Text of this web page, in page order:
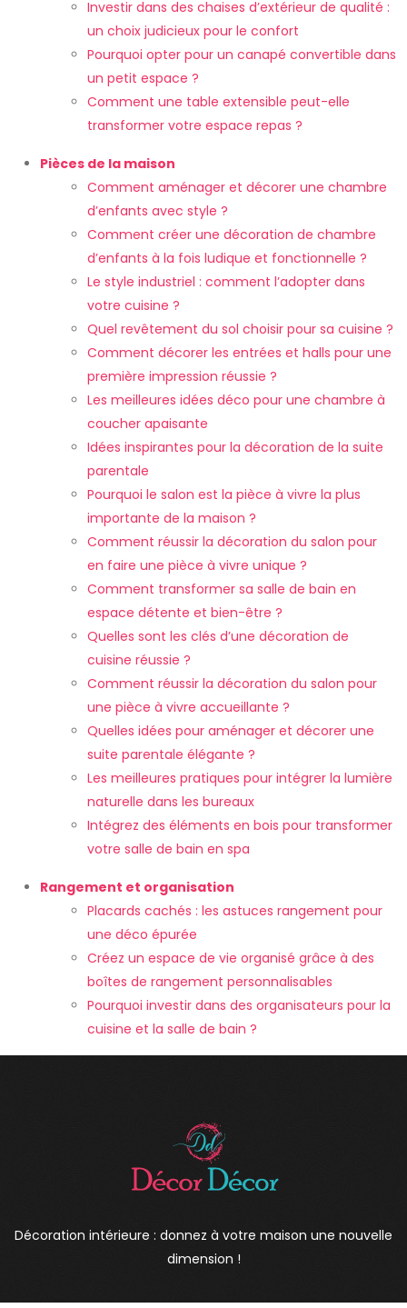
Investir dans des chaises d’extérieur de qualité :
un choix judicieux pour le confort
Pourquoi opter pour un canapé convertible dans
un petit espace ?
Comment une table extensible peut-elle
transformer votre espace repas ?
Pièces de la maison
Comment aménager et décorer une chambre
d’enfants avec style ?
Comment créer une décoration de chambre
d’enfants à la fois ludique et fonctionnelle ?
Le style industriel : comment l’adopter dans
votre cuisine ?
Quel revêtement du sol choisir pour sa cuisine ?
Comment décorer les entrées et halls pour une
première impression réussie ?
Les meilleures idées déco pour une chambre à
coucher apaisante
Idées inspirantes pour la décoration de la suite
parentale
Pourquoi le salon est la pièce à vivre la plus
importante de la maison ?
Comment réussir la décoration du salon pour
en faire une pièce à vivre unique ?
Comment transformer sa salle de bain en
espace détente et bien-être ?
Quelles sont les clés d’une décoration de
cuisine réussie ?
Comment réussir la décoration du salon pour
une pièce à vivre accueillante ?
Quelles idées pour aménager et décorer une
suite parentale élégante ?
Les meilleures pratiques pour intégrer la lumière
naturelle dans les bureaux
Intégrez des éléments en bois pour transformer
votre salle de bain en spa
Rangement et organisation
Placards cachés : les astuces rangement pour
une déco épurée
Créez un espace de vie organisé grâce à des
boîtes de rangement personnalisables
Pourquoi investir dans des organisateurs pour la
cuisine et la salle de bain ?
Décoration intérieure : donnez à votre maison une nouvelle
dimension !